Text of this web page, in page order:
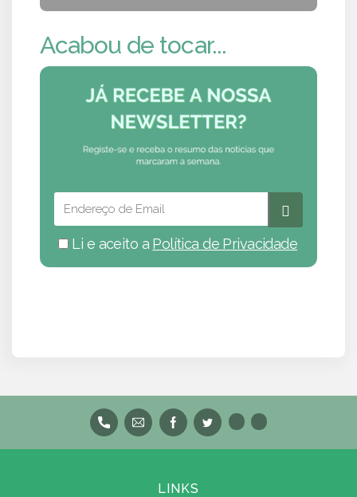
Acabou de tocar...
Li e aceito a Política de Privacidade
LINKS